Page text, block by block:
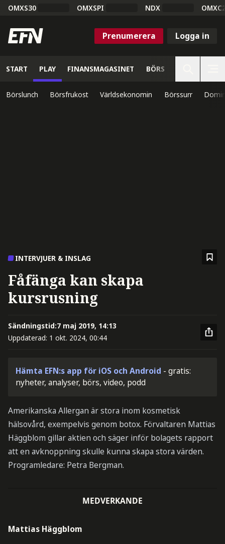
OMXS30 OMXSPI NDX
Prenumerera Logga in
START PLAY FINANSMAGASINET BÖRS
Börslunch Börsfrukost Världsekonomin Börssurr
INTERVJUER & INSLAG
Fåfänga kan skapa
kursrusning
Sändningstid:7 maj 2019, 14:13
Uppdaterad: 1 okt. 2024, 00:44
Hämta EFN:s app för iOS och Android - gratis:
nyheter, analyser, börs, video, podd
Amerikanska Allergan är stora inom kosmetisk
hälsovård, exempelvis genom botox. Förvaltaren Mattias
Häggblom gillar aktien och säger inför bolagets rapport
att en avknoppning skulle kunna skapa stora värden.
Programledare: Petra Bergman.
MEDVERKANDE
Mattias Häggblom